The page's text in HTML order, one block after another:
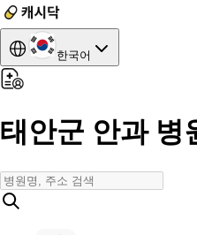
한국어
태안군 안과 병